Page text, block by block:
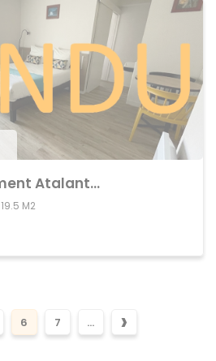
Achat Appartement Atalante Champeaux
19.5 M2
6 7 ... ›